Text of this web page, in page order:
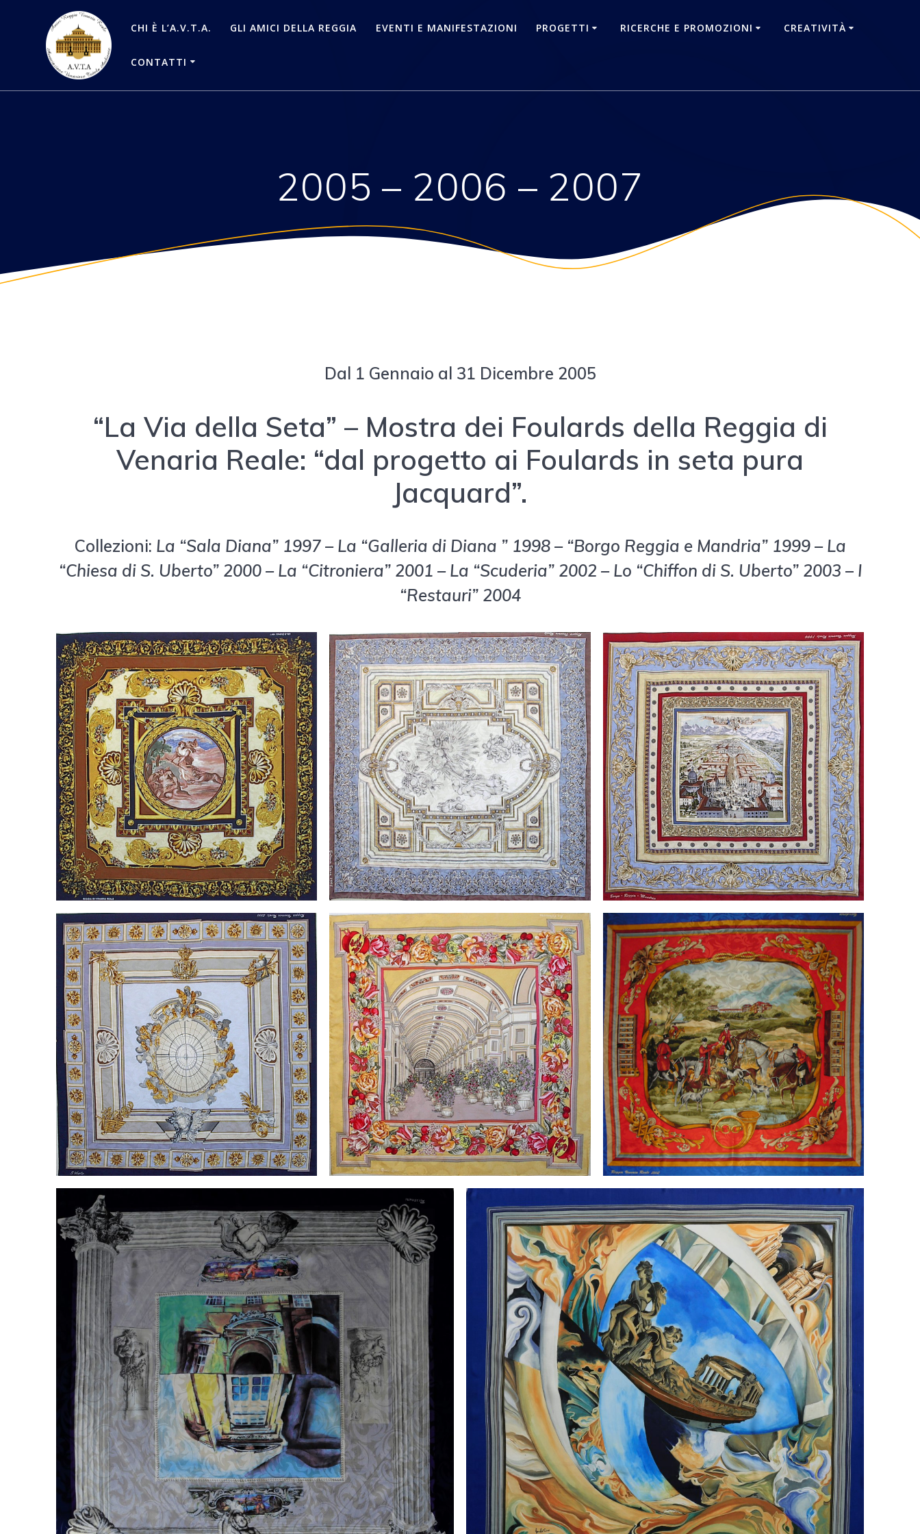
contenuto
CHI È L’A.V.T.A. GLI AMICI DELLA REGGIA EVENTI E MANIFESTAZIONI PROGETTI RICERCHE E PROMOZIONI CREATIVITÀ
CONTATTI
2005 – 2006 – 2007
Dal 1 Gennaio al 31 Dicembre 2005
“La Via della Seta” – Mostra dei Foulards della Reggia di
Venaria Reale: “dal progetto ai Foulards in seta pura
Jacquard”.
Collezioni: La “Sala Diana” 1997 – La “Galleria di Diana ” 1998 – “Borgo Reggia e Mandria” 1999 – La
“Chiesa di S. Uberto” 2000 – La “Citroniera” 2001 – La “Scuderia” 2002 – Lo “Chiffon di S. Uberto” 2003 – I
“Restauri” 2004